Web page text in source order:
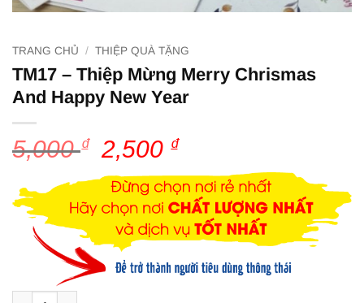
TRANG CHỦ / THIỆP QUÀ TẶNG
TM17 – Thiệp Mừng Merry Chrismas
And Happy New Year
5,000₫
Giá
gốc
5,000 ₫.
2,500 ₫Giá
là:
2,500 ₫.